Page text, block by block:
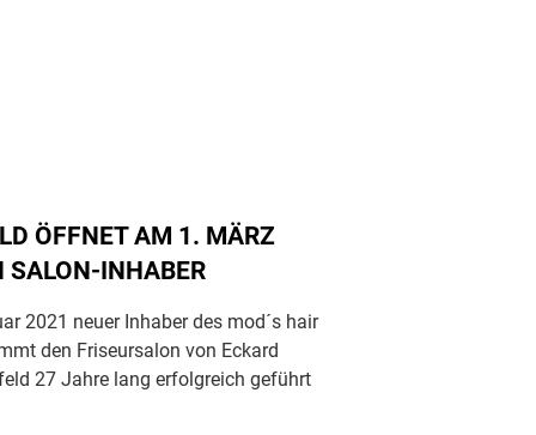
ÖFFNET AM 1. MÄRZ
SALON-INHABER
2021 neuer Inhaber des mod´s hair
den Friseursalon von Eckard
27 Jahre lang erfolgreich geführt